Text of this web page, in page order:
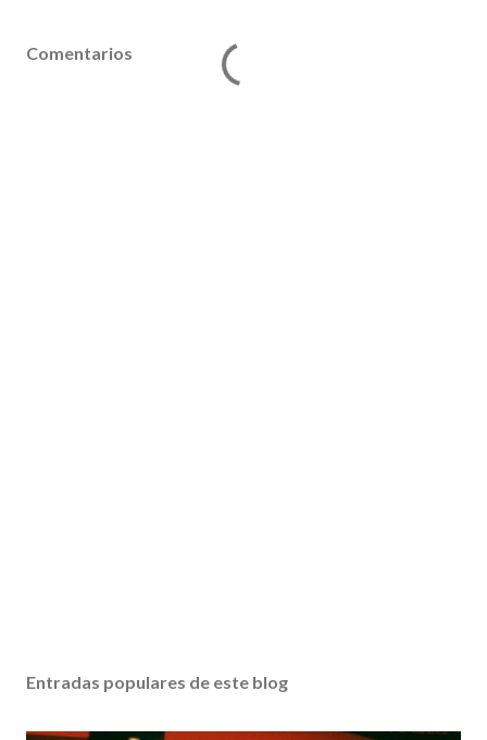
Comentarios
Entradas populares de este blog